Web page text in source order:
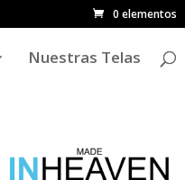
0 elementos
Nuestras Telas